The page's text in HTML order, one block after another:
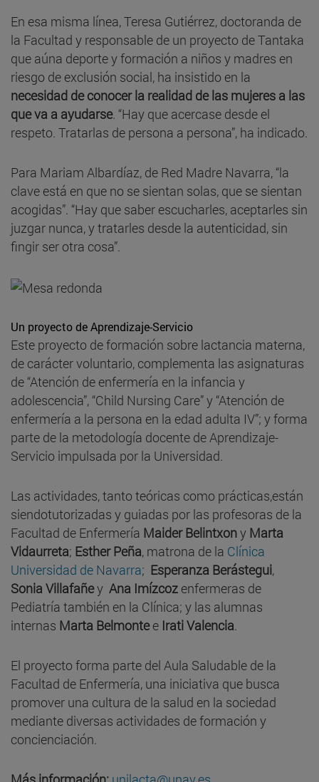
En esa misma línea, Teresa Gutiérrez, doctoranda de
la Facultad y responsable de un proyecto de Tantaka
que aúna deporte y formación a niños y madres en
riesgo de exclusión social, ha insistido en la
necesidad de conocer la realidad de las mujeres a las
que va a ayudarse. “Hay que acercase desde el
respeto. Tratarlas de persona a persona”, ha indicado.
Para Mariam Albardíaz, de Red Madre Navarra, “la
clave está en que no se sientan solas, que se sientan
acogidas”. “Hay que saber escucharles, aceptarles sin
juzgar nunca, y tratarles desde la autenticidad, sin
fingir ser otra cosa”.
Un proyecto de Aprendizaje-Servicio
Este proyecto de formación sobre lactancia materna,
de carácter voluntario, complementa las asignaturas
de “Atención de enfermería en la infancia y
adolescencia”, “Child Nursing Care” y “Atención de
enfermería a la persona en la edad adulta IV”; y forma
parte de la metodología docente de Aprendizaje-
Servicio impulsada por la Universidad.
Las actividades, tanto teóricas como prácticas,están
siendotutorizadas y guiadas por las profesoras de la
Facultad de Enfermería Maider Belintxony Marta
Vidaurreta; Esther Peña, matrona de la Clínica
Universidad de Navarra; Esperanza Berástegui,
Sonia Villafañey Ana Imízcoz enfermeras de
Pediatría también en la Clínica; y las alumnas
internas Marta Belmontee Irati Valencia.
El proyecto forma parte del Aula Saludable de la
Facultad de Enfermería, una iniciativa que busca
promover una cultura de la salud en la sociedad
mediante diversas actividades de formación y
concienciación.